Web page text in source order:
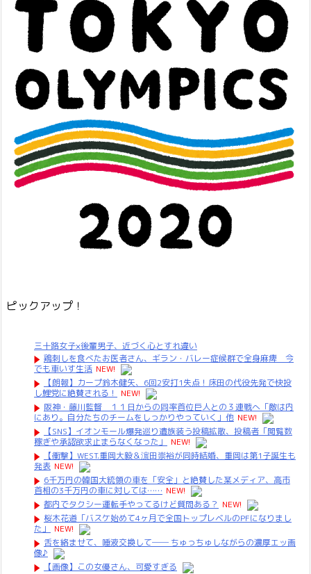
ピックアップ！
三十路女子×後輩男子、近づく心とすれ違い
鶏刺しを食べたお医者さん、ギラン・バレー症候群で全身麻痺 今
でも車いす生活 NEW!
【朗報】カープ鈴木健矢、6回2安打1失点！床田の代役先発で快投
し鯉党に絶賛される！
NEW!
阪神・藤川監督 １１日からの同率首位巨人との３連戦へ「敵は内
にあり。自分たちのチームをしっかりやっていく」他 NEW!
【SNS】イオンモール爆発巡り遺族装う投稿拡散、投稿者「閲覧数
稼ぎや承認欲求止まらなくなった」
NEW!
【衝撃】WEST.重岡大毅＆濵田崇裕が同時結婚、重岡は第1子誕生も
発表 NEW!
6千万円の韓国大統領の車を「安全」と絶賛した某メディア、高市
首相の3千万円の車に対しては…… NEW!
都内でタクシー運転手やってるけど質問ある？ NEW!
桜木花道「バスケ始めて4ヶ月で全国トップレベルのPFになりまし
た」
NEW!
舌を絡ませて、唾液交換して── ちゅっちゅしながらの濃厚エッ画
像♪
【画像】この女優さん、可愛すぎる